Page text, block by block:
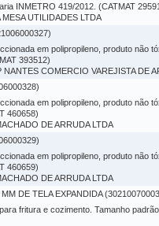
INMETRO 419/2012. (CATMAT
UTILIDADES LTDA
em polipropileno, produto não
393512)
COMERCIO VAREJISTA DE
em polipropileno, produto não
460658)
DE ARRUDA LTDA
em polipropileno, produto não
460659)
DE ARRUDA LTDA
DE TELA EXPANDIDA
fritura e cozimento. Tamanho